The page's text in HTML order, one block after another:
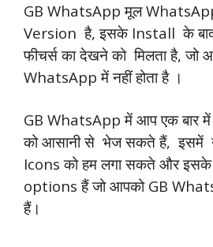
GB WhatsApp मूल
Version है, इसके Install के
फीचर्स का देखने को मिलता है, जो
WhatsApp में नहीं होता है ।
GB WhatsApp में आप एक बार में
को आसानी से भेज सकते हैं, इसमें
Icons को हम लगा सकते और इसके
options हैं जो आपको GB
हैं।